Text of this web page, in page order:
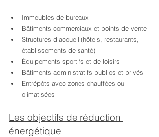
Immeubles de bureaux
Bâtiments commerciaux et points de vente
Structures d’accueil (hôtels, restaurants,
établissements de santé)
Équipements sportifs et de loisirs
Bâtiments administratifs publics et privés
Entrépôts avec zones chauffées ou
climatisées
Les objectifs de réduction
énergétique